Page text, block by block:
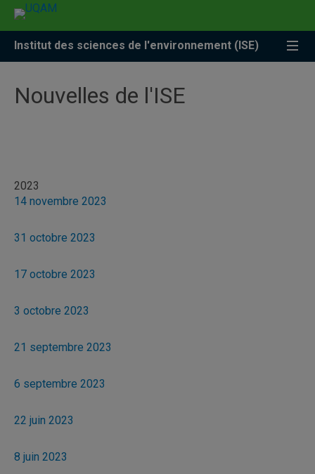
Accéder
recherche
Accéder
menu
pricipal
Accéder
zone
Institut des sciences de l'environnement (ISE)
Nouvelles de l'ISE
2023
14 novembre 2023
31 octobre 2023
17 octobre 2023
3 octobre 2023
21 septembre 2023
6 septembre 2023
22 juin 2023
8 juin 2023